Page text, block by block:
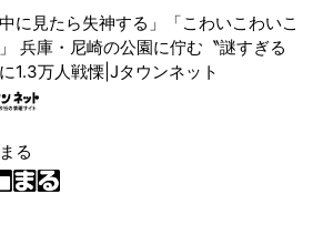
中に見たら失神する」「こわいこわいこ
兵庫・尼崎の公園に佇む〝謎すぎる
1.3万人戦慄|Jタウンネット
る